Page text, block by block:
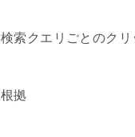
検索クエリごとのク
根拠